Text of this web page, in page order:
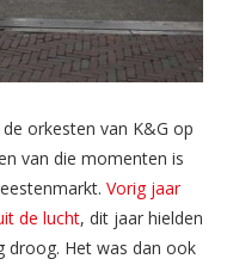
orkesten van K&G op
van die momenten is
Vorig jaar
de lucht, dit jaar hielden
droog. Het was dan ook